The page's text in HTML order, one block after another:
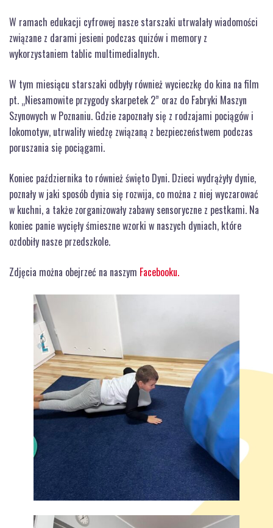
W ramach edukacji cyfrowej nasze starszaki utrwalały wiadomości
związane z darami jesieni podczas quizów i memory z
wykorzystaniem tablic multimedialnych.
W tym miesiącu starszaki odbyły również wycieczkę do kina na film
pt. „Niesamowite przygody skarpetek 2” oraz do Fabryki Maszyn
Szynowych w Poznaniu. Gdzie zapoznały się z rodzajami pociągów i
lokomotyw, utrwaliły wiedzę związaną z bezpieczeństwem podczas
poruszania się pociągami.
Koniec października to również święto Dyni. Dzieci wydrążyły dynie,
poznały w jaki sposób dynia się rozwija, co można z niej wyczarować
w kuchni, a także zorganizowały zabawy sensoryczne z pestkami. Na
koniec panie wycięły śmieszne wzorki w naszych dyniach, które
ozdobiły nasze przedszkole.
Zdjęcia można obejrzeć na naszym Facebooku.